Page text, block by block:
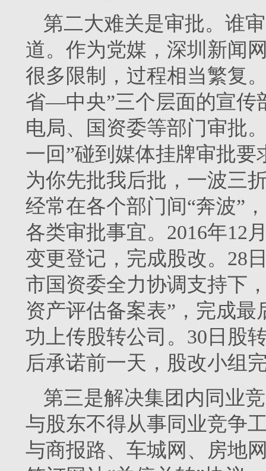
第二大难关是审批。谁
道。作为党媒，深圳新闻
很多限制，过程相当繁复
省—中央”三个层面的宣传
电局、国资委等部门审批
一回”碰到媒体挂牌审批
为你先批我后批，一波三
经常在各个部门间“奔波”
各类审批事宜。2016年12
变更登记，完成股改。28
市国资委全力协调支持下
资产评估备案表”，完成
功上传股转公司。30日股
后承诺前一天，股改小组
第三是解决集团内同业
与股东不得从事同业竞争
与商报路、车城网、房地